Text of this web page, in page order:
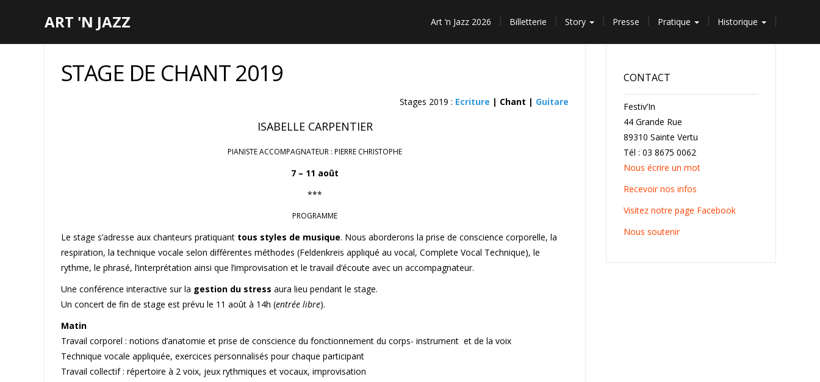
ART 'N JAZZ Art ‘n Jazz 2026 Billetterie Story Presse Pratique Historique
STAGE DE CHANT 2019
Stages 2019 : Ecriture | Chant | Guitare
ISABELLE CARPENTIER
PIANISTE ACCOMPAGNATEUR : PIERRE CHRISTOPHE
7 – 11 août
***
PROGRAMME
Le stage s’adresse aux chanteurs pratiquanttous styles de musique. Nous aborderons la prise de conscience corporelle, la
respiration, la technique vocale selon différentes méthodes (Feldenkreis appliqué au vocal, Complete Vocal Technique), le
rythme, le phrasé, l’interprétation ainsi que l’improvisation et le travail d’écoute avec un accompagnateur.
Une conférence interactive sur la gestion du stress aura lieu pendant le stage.
Un concert de fin de stage est prévu le 11 août à 14h (entrée libre).
Matin
Travail corporel : notions d’anatomie et prise de conscience du fonctionnement du corps- instrument et de la voix
Technique vocale appliquée, exercices personnalisés pour chaque participant
Travail collectif : répertoire à 2 voix, jeux rythmiques et vocaux, improvisation
CONTACT
Festiv’In
44 Grande Rue
89310 Sainte Vertu
Tél : 03 8675 0062
Nous écrire un mot
Recevoir nos infos
Visitez notre page Facebook
Nous soutenir